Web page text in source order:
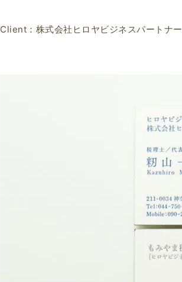
Client：株式会社ヒロヤビジネスパートナー